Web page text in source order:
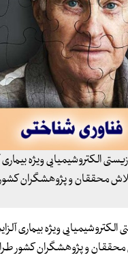
الکتروشیمیایی ویژه بیماری
محققان و پژوهشگران
ویژه بیماری
محققان و پژوهشگران کشور